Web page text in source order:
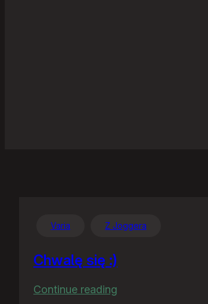
Varia Z Joggera
Chwalę się :)
Continue reading